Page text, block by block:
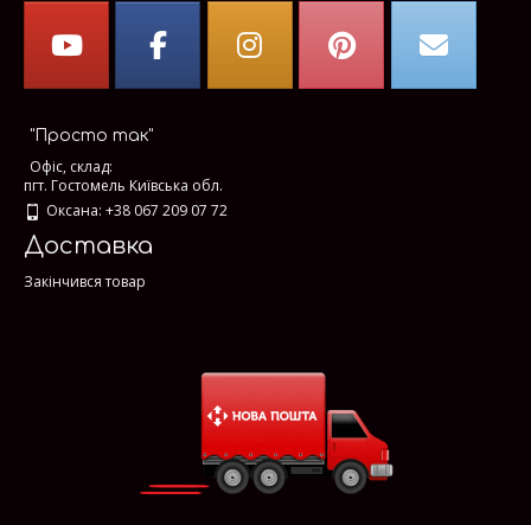
"Просто так"
Офіс, склад:
пгт. Гостомель Київська обл.
Оксана: +38 067 209 07 72
Доставка
Закінчився товар